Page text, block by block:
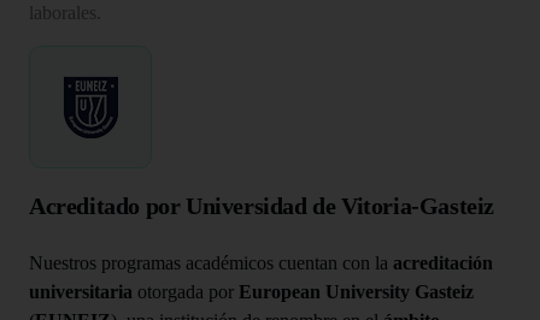
laborales.
Acreditado por Universidad de Vitoria-Gasteiz
Nuestros programas académicos cuentan con la acreditación
universitaria otorgada por European University Gasteiz